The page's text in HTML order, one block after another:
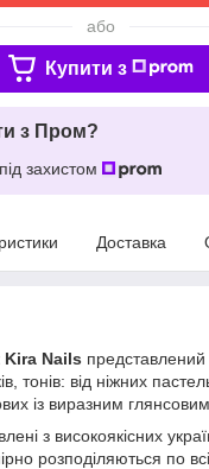
або
Купити з
з Пром?
захистом
Доставка
Kira Nails представлений
тонів: від ніжних
із виразним
з високоякісних
розподіляються по